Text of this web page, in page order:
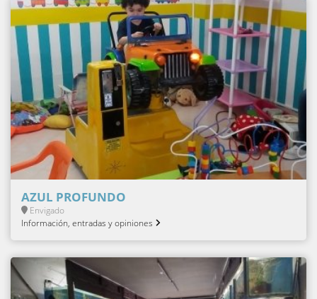
AZUL PROFUNDO
Envigado
Información, entradas y opiniones